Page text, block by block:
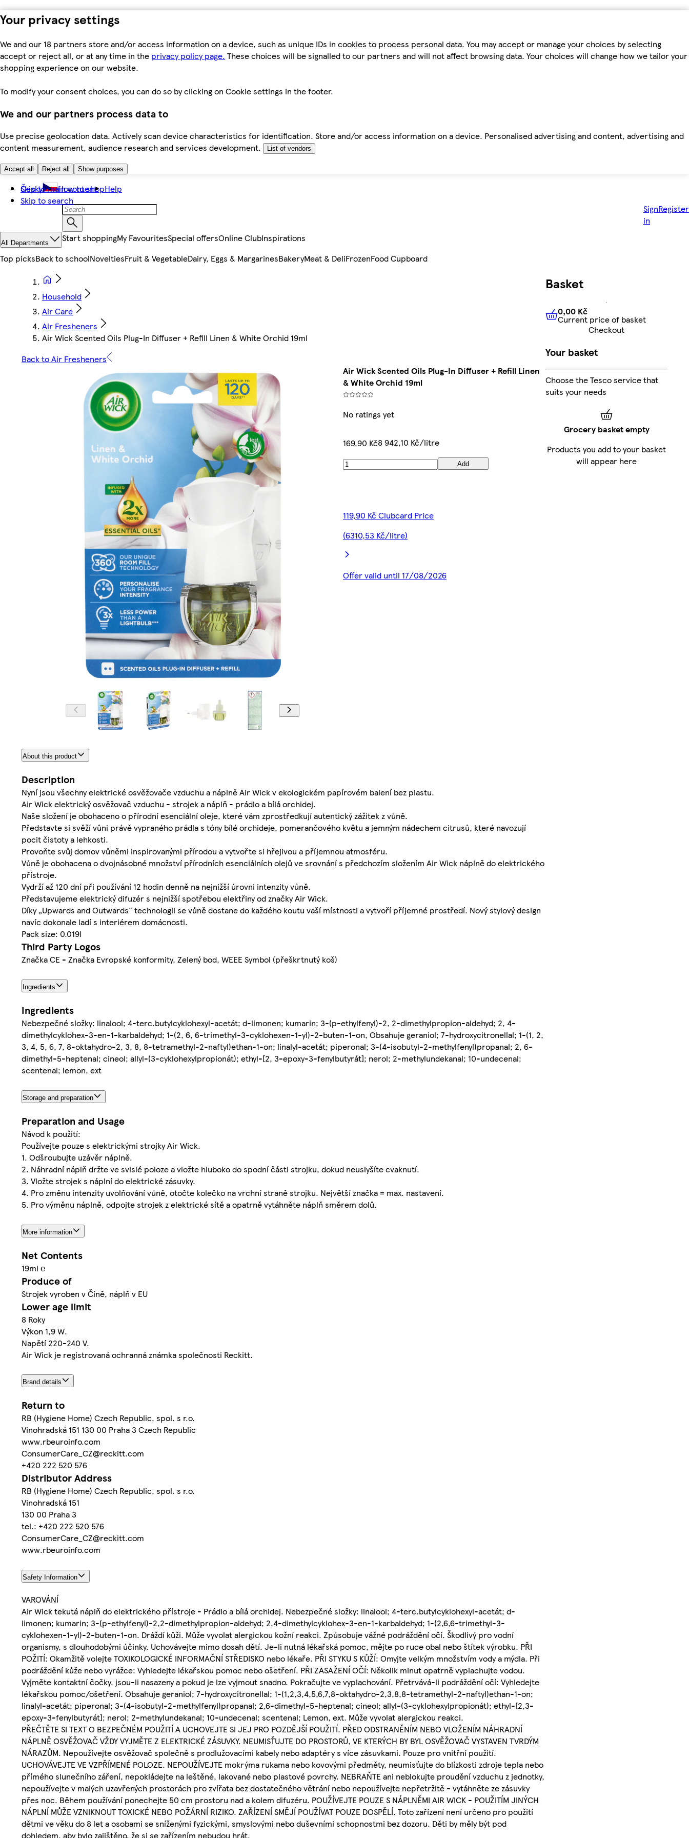
Your privacy settings
We and our 18 partners store and/or access information on a device, such as unique IDs in cookies to process personal data. You may accept or manage your choices by selecting
accept or reject all, or at any time in the privacy policy page. These choices will be signalled to our partners and will not affect browsing data. Your choices will change how we tailor your
shopping experience on our website.
To modify your consent choices, you can do so by clicking on Cookie settings in the footer.
We and our partners process data to
Use precise geolocation data. Actively scan device characteristics for identification. Store and/or access information on a device. Personalised advertising and content, advertising and
content measurement, audience research and services development.
List of vendors
Accept all Reject all Show purposes
Skip to main content
Skip to search
Česky How to shopHelp
Sign
in
Register
All Departments Start shoppingMy FavouritesSpecial offersOnline ClubInspirations
Top picksBack to schoolNoveltiesFruit & VegetableDairy, Eggs & MargarinesBakeryMeat & DeliFrozenFood Cupboard
Household
Air Care
Air Fresheners
Air Wick Scented Oils Plug-In Diffuser + Refill Linen & White Orchid 19ml
Back to Air Fresheners
Air Wick Scented Oils Plug-In Diffuser + Refill Linen
& White Orchid 19ml
No ratings yet
169,90 Kč8 942,10 Kč/litre
Add
119,90 Kč Clubcard Price
(6310,53 Kč/litre)
Offer valid until 17/08/2026
About this product
Description
Nyní jsou všechny elektrické osvěžovače vzduchu a náplně Air Wick v ekologickém papírovém balení bez plastu.
Air Wick elektrický osvěžovač vzduchu - strojek a náplň - prádlo a bílá orchidej.
Naše složení je obohaceno o přírodní esenciální oleje, které vám zprostředkují autentický zážitek z vůně.
Představte si svěží vůni právě vypraného prádla s tóny bílé orchideje, pomerančového květu a jemným nádechem citrusů, které navozují
pocit čistoty a lehkosti.
Provoňte svůj domov vůněmi inspirovanými přírodou a vytvořte si hřejivou a příjemnou atmosféru.
Vůně je obohacena o dvojnásobné množství přírodních esenciálních olejů ve srovnání s předchozím složením Air Wick náplně do elektrického
přístroje.
Vydrží až 120 dní při používání 12 hodin denně na nejnižší úrovni intenzity vůně.
Představujeme elektrický difuzér s nejnižší spotřebou elektřiny od značky Air Wick.
Díky „Upwards and Outwards" technologii se vůně dostane do každého koutu vaší místnosti a vytvoří příjemné prostředí. Nový stylový design
navíc dokonale ladí s interiérem domácnosti.
Pack size: 0.019l
Third Party Logos
Značka CE - Značka Evropské konformity, Zelený bod, WEEE Symbol (přeškrtnutý koš)
Ingredients
Ingredients
Nebezpečné složky: linalool; 4-terc.butylcyklohexyl-acetát; d-limonen; kumarin; 3-(p-ethylfenyl)-2, 2-dimethylpropion-aldehyd; 2, 4-
dimethylcyklohex-3-en-1-karbaldehyd; 1-(2, 6, 6-trimethyl-3-cyklohexen-1-yl)-2-buten-1-on, Obsahuje geraniol; 7-hydroxycitronellal; 1-(1, 2,
3, 4, 5, 6, 7, 8-oktahydro-2, 3, 8, 8-tetramethyl-2-naftyl)ethan-1-on; linalyl-acetát; piperonal; 3-(4-isobutyl-2-methylfenyl)propanal; 2, 6-
dimethyl-5-heptenal; cineol; allyl-(3-cyklohexylpropionát); ethyl-[2, 3-epoxy-3-fenylbutyrát]; nerol; 2-methylundekanal; 10-undecenal;
scentenal; lemon, ext
Storage and preparation
Preparation and Usage
Návod k použití:
Používejte pouze s elektrickými strojky Air Wick.
1. Odšroubujte uzávěr náplně.
2. Náhradní náplň držte ve svislé poloze a vložte hluboko do spodní části strojku, dokud neuslyšíte cvaknutí.
3. Vložte strojek s náplní do elektrické zásuvky.
4. Pro změnu intenzity uvolňování vůně, otočte kolečko na vrchní straně strojku. Největší značka = max. nastavení.
5. Pro výměnu náplně, odpojte strojek z elektrické sítě a opatrně vytáhněte náplň směrem dolů.
More information
Net Contents
19ml ℮
Produce of
Strojek vyroben v Číně, náplň v EU
Lower age limit
8 Roky
Výkon 1,9 W.
Napětí 220-240 V.
Air Wick je registrovaná ochranná známka společnosti Reckitt.
Brand details
Return to
RB (Hygiene Home) Czech Republic, spol. s r.o.
Vinohradská 151 130 00 Praha 3 Czech Republic
www.rbeuroinfo.com
ConsumerCare_CZ@reckitt.com
+420 222 520 576
Distributor Address
RB (Hygiene Home) Czech Republic, spol. s r.o.
Vinohradská 151
130 00 Praha 3
tel.: +420 222 520 576
ConsumerCare_CZ@reckitt.com
www.rbeuroinfo.com
Safety Information
VAROVÁNÍ
Air Wick tekutá náplň do elektrického přístroje - Prádlo a bílá orchidej. Nebezpečné složky: linalool; 4-terc.butylcyklohexyl-acetát; d-
limonen; kumarin; 3-(p-ethylfenyl)-2,2-dimethylpropion-aldehyd; 2,4-dimethylcyklohex-3-en-1-karbaldehyd; 1-(2,6,6-trimethyl-3-
cyklohexen-1-yl)-2-buten-1-on. Dráždí kůži. Může vyvolat alergickou kožní reakci. Způsobuje vážné podráždění očí. Škodlivý pro vodní
organismy, s dlouhodobými účinky. Uchovávejte mimo dosah dětí. Je-li nutná lékařská pomoc, mějte po ruce obal nebo štítek výrobku. PŘI
POŽITÍ: Okamžitě volejte TOXIKOLOGICKÉ INFORMAČNÍ STŘEDISKO nebo lékaře. PŘI STYKU S KŮŽÍ: Omyjte velkým množstvím vody a mýdla. Při
podráždění kůže nebo vyrážce: Vyhledejte lékařskou pomoc nebo ošetření. PŘI ZASAŽENÍ OČÍ: Několik minut opatrně vyplachujte vodou.
Vyjměte kontaktní čočky, jsou-li nasazeny a pokud je lze vyjmout snadno. Pokračujte ve vyplachování. Přetrvává-li podráždění očí: Vyhledejte
lékařskou pomoc/ošetření. Obsahuje geraniol; 7-hydroxycitronellal; 1-(1,2,3,4,5,6,7,8-oktahydro-2,3,8,8-tetramethyl-2-naftyl)ethan-1-on;
linalyl-acetát; piperonal; 3-(4-isobutyl-2-methylfenyl)propanal; 2,6-dimethyl-5-heptenal; cineol; allyl-(3-cyklohexylpropionát); ethyl-[2,3-
epoxy-3-fenylbutyrát]; nerol; 2-methylundekanal; 10-undecenal; scentenal; Lemon, ext. Může vyvolat alergickou reakci.
PŘEČTĚTE SI TEXT O BEZPEČNÉM POUŽITÍ A UCHOVEJTE SI JEJ PRO POZDĚJŠÍ POUŽITÍ. PŘED ODSTRANĚNÍM NEBO VLOŽENÍM NÁHRADNÍ
NÁPLNĚ OSVĚŽOVAČ VŽDY VYJMĚTE Z ELEKTRICKÉ ZÁSUVKY. NEUMISŤUJTE DO PROSTORŮ, VE KTERÝCH BY BYL OSVĚŽOVAČ VYSTAVEN TVRDÝM
NÁRAZŮM. Nepoužívejte osvěžovač společně s prodlužovacími kabely nebo adaptéry s více zásuvkami. Pouze pro vnitřní použití.
UCHOVÁVEJTE VE VZPŘÍMENÉ POLOZE. NEPOUŽÍVEJTE mokrýma rukama nebo kovovými předměty, neumisťujte do blízkosti zdroje tepla nebo
přímého slunečního záření, nepokládejte na leštěné, lakované nebo plastové povrchy. NEBRAŇTE ani neblokujte proudění vzduchu z jednotky,
nepoužívejte v malých uzavřených prostorách pro zvířata bez dostatečného větrání nebo nepoužívejte nepřetržitě - vytáhněte ze zásuvky
přes noc. Během používání ponechejte 50 cm prostoru nad a kolem difuzéru. POUŽÍVEJTE POUZE S NÁPLNĚMI AIR WICK - POUŽITÍM JINÝCH
NÁPLNÍ MŮŽE VZNIKNOUT TOXICKÉ NEBO POŽÁRNÍ RIZIKO. ZAŘÍZENÍ SMĚJÍ POUŽÍVAT POUZE DOSPĚLÍ. Toto zařízení není určeno pro použití
dětmi ve věku do 8 let a osobami se sníženými fyzickými, smyslovými nebo duševními schopnostmi bez dozoru. Děti by měly být pod
dohledem, aby bylo zajištěno, že si se zařízením nebudou hrát.
Basket
0,00 KčCurrent price of
0,00 Kč
Current price of basket
Checkout
Your basket
Choose the Tesco service that
suits your needs
Grocery basket empty
Products you add to your basket
will appear here